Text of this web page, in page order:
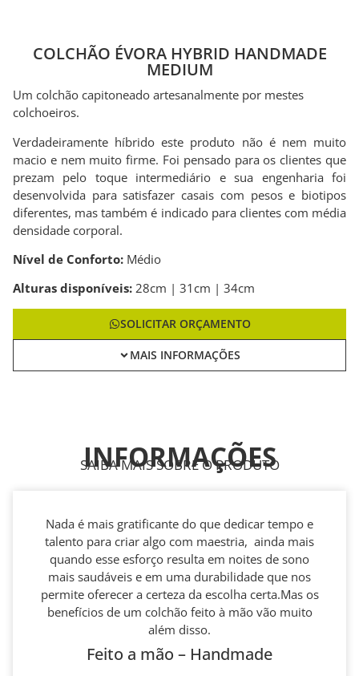
COLCHÃO ÉVORA HYBRID HANDMADE
MEDIUM
Um colchão capitoneado artesanalmente por mestes
colchoeiros.
Verdadeiramente híbrido este produto não é nem muito
macio e nem muito firme. Foi pensado para os clientes que
prezam pelo toque intermediário e sua engenharia foi
desenvolvida para satisfazer casais com pesos e biotipos
diferentes, mas também é indicado para clientes com média
densidade corporal.
Nível de Conforto: Médio
Alturas disponíveis: 28cm | 31cm | 34cm
SOLICITAR ORÇAMENTO
MAIS INFORMAÇÕES
INFORMAÇÕES
SAIBA MAIS SOBRE O PRODUTO
Nada é mais gratificante do que dedicar tempo e
talento para criar algo com maestria, ainda mais
quando esse esforço resulta em noites de sono
mais saudáveis e em uma durabilidade que nos
permite oferecer a certeza da escolha certa.Mas os
benefícios de um colchão feito à mão vão muito
além disso.
Feito a mão – Handmade